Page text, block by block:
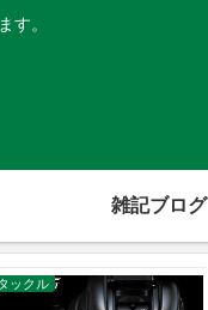
す。
雑記ブログ
雑記ブログ